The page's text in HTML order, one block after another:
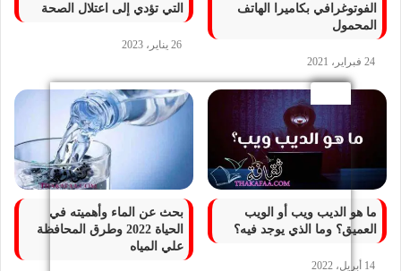
الفوتوغرافي بكاميرا الهاتف
المحمول
24 فبراير، 2021
التي تؤدي إلى اعتلال الصحة
26 يناير، 2023
ما هو الديب ويب أو الويب
العميق؟ وما الذي يوجد فيه؟
14 أبريل، 2022
بحث عن الماء وأهميته في
الحياة 2022 وطرق المحافظة
علي المياه